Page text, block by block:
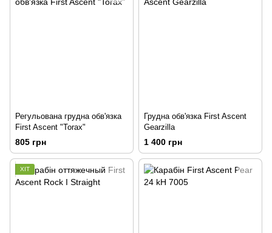
Регульована грудна обв'язка
First Ascent "Torax"
805 грн
Грудна обв'язка First Ascent
Gearzilla
1 400 грн
ХІТ